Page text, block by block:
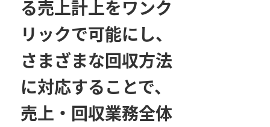
る売上計上をワンク
リックで可能にし、
さまざまな回収方法
に対応することで、
売上・回収業務全体